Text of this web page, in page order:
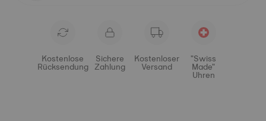
Kostenlose
Rücksendung
Sichere
Zahlung
Kostenloser
Versand
"Swiss
Made"
Uhren